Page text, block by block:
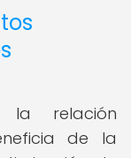
relación
de la